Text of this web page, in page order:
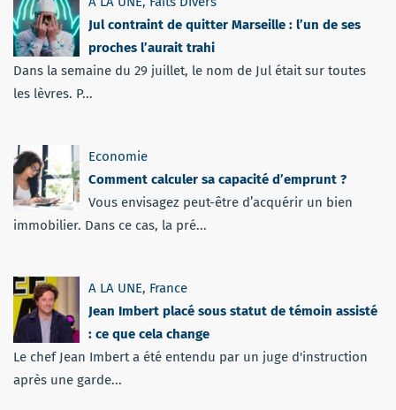
Jul contraint de quitter Marseille : l’un de ses
proches l’aurait trahi
Dans la semaine du 29 juillet, le nom de Jul était sur toutes
les lèvres. P...
Economie
Comment calculer sa capacité d’emprunt ?
Vous envisagez peut-être d’acquérir un bien
immobilier. Dans ce cas, la pré...
A LA UNE, France
Jean Imbert placé sous statut de témoin assisté
: ce que cela change
Le chef Jean Imbert a été entendu par un juge d'instruction
après une garde...